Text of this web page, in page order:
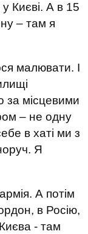
Києві. А в 15
– там я
малювати. І
за місцевими
– не одну
в хаті ми з
Я
А потім
в Росію,
- там